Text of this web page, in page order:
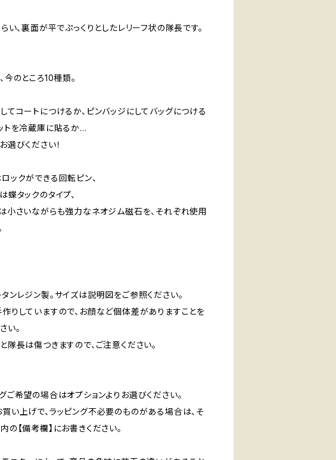
い、裏面が平でぷっくりとしたレリーフ状の隊長です。
今のところ10種類。
てコートにつけるか、ピンバッジにしてバッグにつける
トを冷蔵庫に貼るか…
選びください！
ックができる回転ピン、
蝶タックのタイプ、
小さいながらも強力なネオジム磁石を、それぞれ使用
ンレジン製。サイズは説明図をご参照ください。
りしていますので、お顔など個体差がありますことを
い。
隊長は傷つきますので、ご注意ください。
ご希望の場合はオプションよりお選びください。
い上げで、ラッピング不必要のものがある場合は、そ
の【備考欄】にお書きください。